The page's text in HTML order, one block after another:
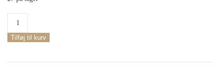
Skaftkoteletter
antal
Tilføj til kurv